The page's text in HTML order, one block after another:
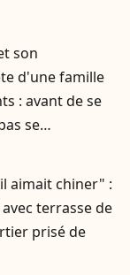
son
d'une famille
: avant de se
se
années
aimait chiner" :
terrasse de
prisé de